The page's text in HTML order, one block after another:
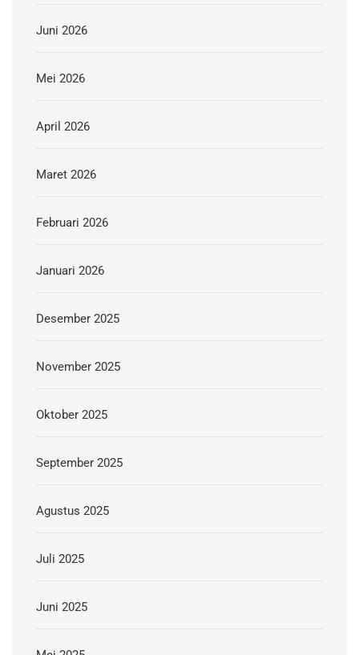
Juni 2026
Mei 2026
April 2026
Maret 2026
Februari 2026
Januari 2026
Desember 2025
November 2025
Oktober 2025
September 2025
Agustus 2025
Juli 2025
Juni 2025